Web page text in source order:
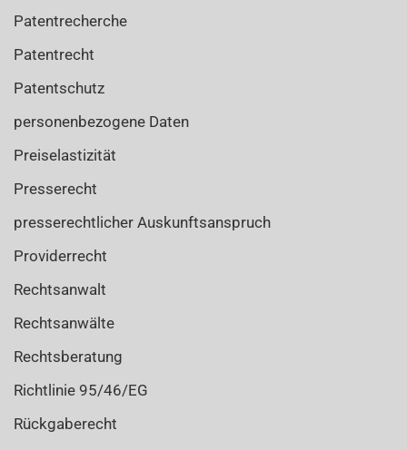
Patentrecherche
Patentrecht
Patentschutz
personenbezogene Daten
Preiselastizität
Presserecht
presserechtlicher Auskunftsanspruch
Providerrecht
Rechtsanwalt
Rechtsanwälte
Rechtsberatung
Richtlinie 95/46/EG
Rückgaberecht